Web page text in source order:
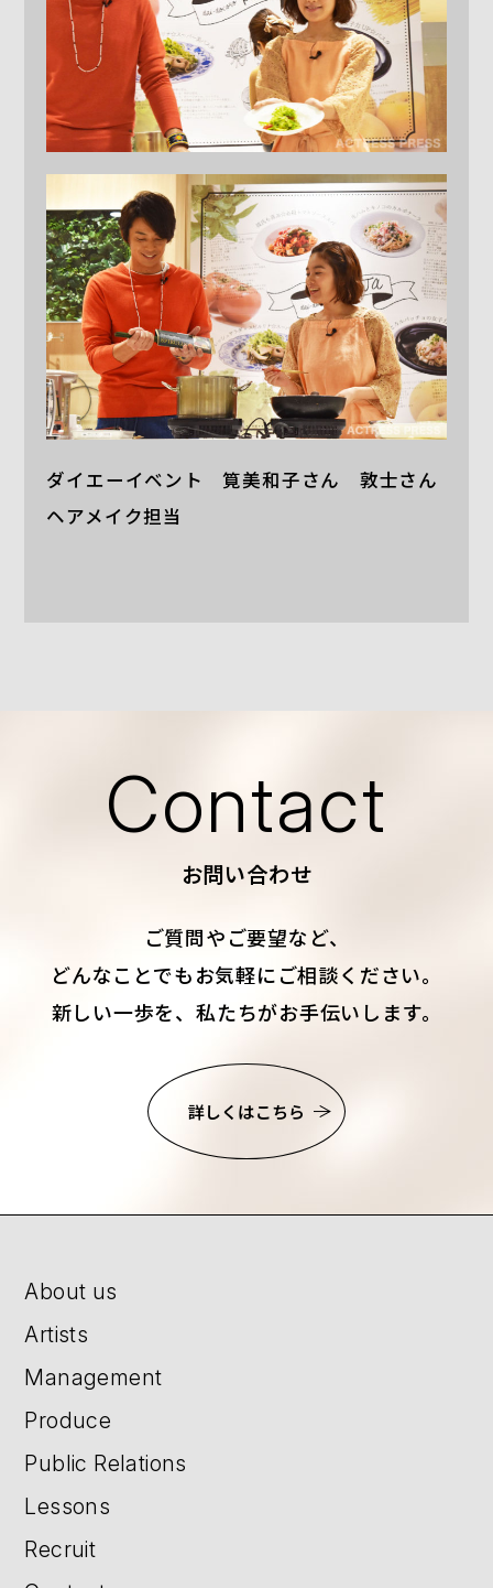
ダイエーイベント 筧美和子さん 敦士さん
ヘアメイク担当
Contact
お問い合わせ
ご質問やご要望など、
どんなことでもお気軽にご相談ください。
新しい一歩を、私たちがお手伝いします。
詳しくはこちら
About us
Artists
Management
Produce
Public Relations
Lessons
Recruit